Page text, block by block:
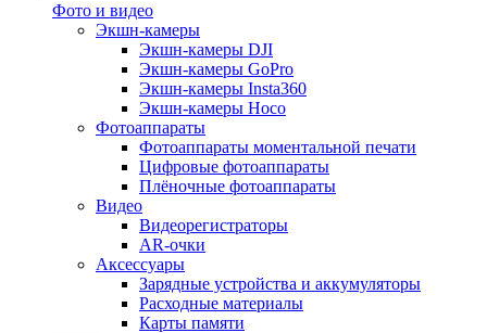
Фото и видео
Экшн-камеры
Экшн-камеры DJI
Экшн-камеры GoPro
Экшн-камеры Insta360
Экшн-камеры Hoco
Фотоаппараты
Фотоаппараты моментальной печати
Цифровые фотоаппараты
Плёночные фотоаппараты
Видео
Видеорегистраторы
AR-очки
Аксессуары
Зарядные устройства и аккумуляторы
Расходные материалы
Карты памяти